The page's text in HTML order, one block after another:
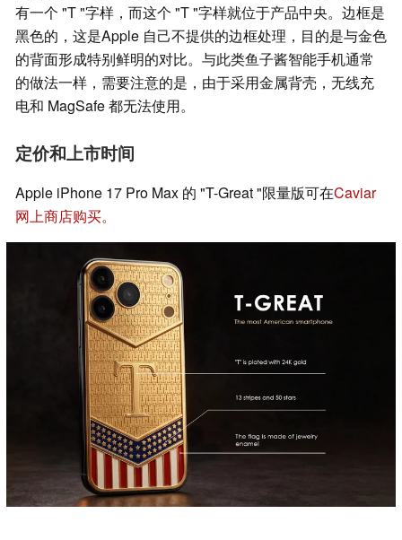
有一个 "T "字样，而这个 "T "字样就位于产品中央。边框是
黑色的，这是Apple 自己不提供的边框处理，目的是与金色
的背面形成特别鲜明的对比。与此类鱼子酱智能手机通常
的做法一样，需要注意的是，由于采用金属背壳，无线充
电和 MagSafe 都无法使用。
定价和上市时间
Apple iPhone 17 Pro Max 的 "T-Great "限量版可在Caviar
网上商店购买。